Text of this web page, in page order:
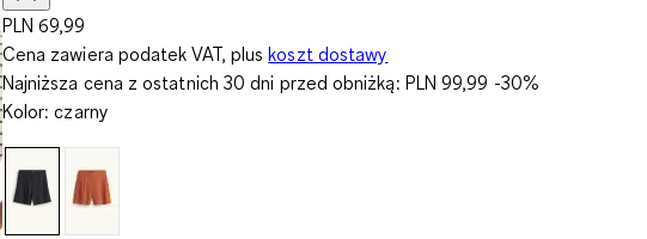
PLN 69,99
Cena zawiera podatek VAT, plus koszt dostawy
Najniższa cena z ostatnich 30 dni przed obniżką: PLN 99,99 -30%
Kolor: czarny